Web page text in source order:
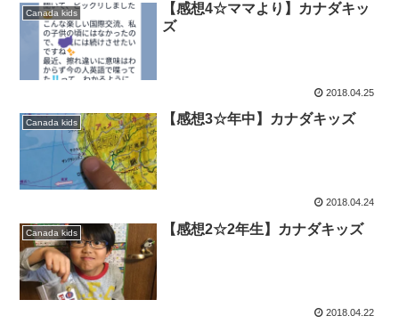
Canada kids
【感想4☆ママより】カナダキッ
ズ
2018.04.25
Canada kids 【感想3☆年中】カナダキッズ
2018.04.24
Canada kids 【感想2☆2年生】カナダキッズ
2018.04.22